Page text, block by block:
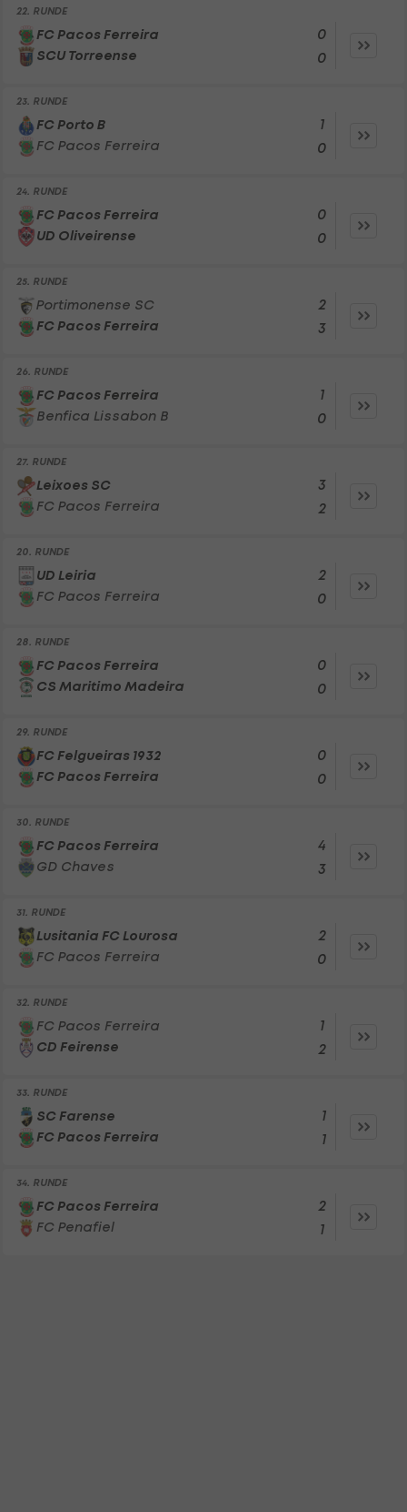
22. RUNDE
FC Pacos Ferreira
SCU Torreense
0
0
23. RUNDE
FC Porto B
FC Pacos Ferreira
1
0
24. RUNDE
FC Pacos Ferreira
UD Oliveirense
0
0
25. RUNDE
Portimonense SC
FC Pacos Ferreira
2
3
26. RUNDE
FC Pacos Ferreira
Benfica Lissabon B
1
0
27. RUNDE
Leixoes SC
FC Pacos Ferreira
3
2
20. RUNDE
UD Leiria
FC Pacos Ferreira
2
0
28. RUNDE
FC Pacos Ferreira
CS Maritimo Madeira
0
0
29. RUNDE
FC Felgueiras 1932
FC Pacos Ferreira
0
0
30. RUNDE
FC Pacos Ferreira
GD Chaves
4
3
31. RUNDE
Lusitania FC Lourosa
FC Pacos Ferreira
2
0
32. RUNDE
FC Pacos Ferreira
CD Feirense
1
2
33. RUNDE
SC Farense
FC Pacos Ferreira
1
1
34. RUNDE
FC Pacos Ferreira
FC Penafiel
2
1